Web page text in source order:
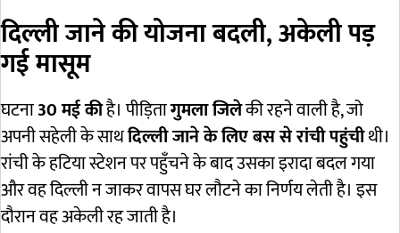
दिल्ली जाने की योजना बदली, अकेली पड़
गई मासूम
घटना30 मई कीहै। पीड़ितागुमला जिलेकी रहने वाली है, जो
अपनी सहेली के साथदिल्ली जाने के लिए बस से रांची पहुंचीथी।
रांची के हटिया स्टेशन पर पहुँचने के बाद उसका इरादा बदल गया
और वह दिल्ली न जाकर वापस घर लौटने का निर्णय लेती है। इस
दौरान वह अकेली रह जाती है।